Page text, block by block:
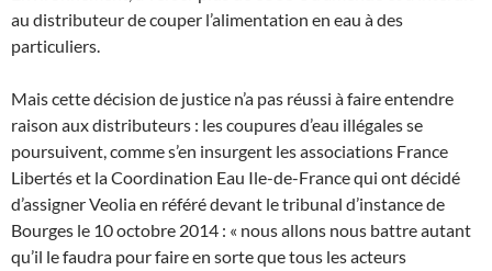
au distributeur de couper l’alimentation en eau à des
particuliers.
Mais cette décision de justice n’a pas réussi à faire entendre
raison aux distributeurs : les coupures d’eau illégales se
poursuivent, comme s’en insurgent les associations France
Libertés et la Coordination Eau Ile-de-France qui ont décidé
d’assigner Veolia en référé devant le tribunal d’instance de
Bourges le 10 octobre 2014 : « nous allons nous battre autant
qu’il le faudra pour faire en sorte que tous les acteurs